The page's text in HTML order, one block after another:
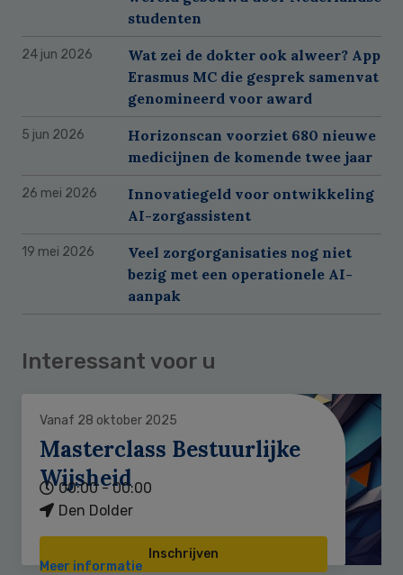
studenten
24 jun 2026
Wat zei de dokter ook alweer? App
Erasmus MC die gesprek samenvat
genomineerd voor award
5 jun 2026
Horizonscan voorziet 680 nieuwe
medicijnen de komende twee jaar
26 mei 2026
Innovatiegeld voor ontwikkeling
AI-zorgassistent
19 mei 2026
Veel zorgorganisaties nog niet
bezig met een operationele AI-
aanpak
Interessant voor u
Vanaf 28 oktober 2025
Masterclass Bestuurlijke
Wijsheid
00:00 - 00:00
Den Dolder
Inschrijven
Meer informatie